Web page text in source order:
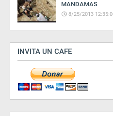
MANDAMAS
8/25/2013
INVITA UN CAFE